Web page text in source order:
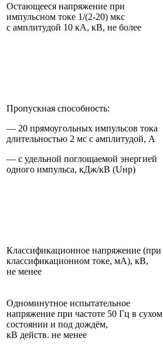
Остающееся напряжение при
импульсном токе 1/(2-20) мкс
с амплитудой 10 кА, кВ, не более
Пропускная способность:
— 20 прямоугольных импульсов тока
длительностью 2 мс с амплитудой, А
— с удельной поглощаемой энергией
одного импульса, кДж/кВ (Uнр)
Классификационное напряжение (при
классификационном токе, мА), кВ,
не менее
Одноминутное испытательное
напряжение при частоте 50 Гц в сухом
состоянии и под дождём,
кВ действ. не менее